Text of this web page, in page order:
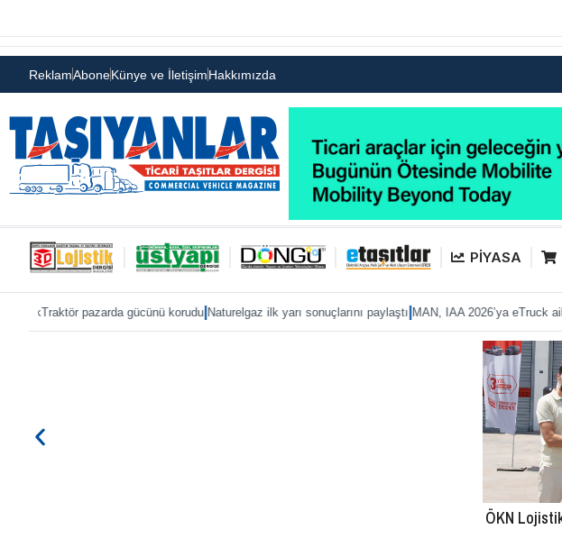
ReklamAboneKünye ve İletişimHakkımızda
PİYASA
pazarda gücünü korudu|Naturelgaz ilk yarı sonuçlarını paylaştı|MAN, IAA 2026’ya eTruck ailesiyle hazır
ÖKN